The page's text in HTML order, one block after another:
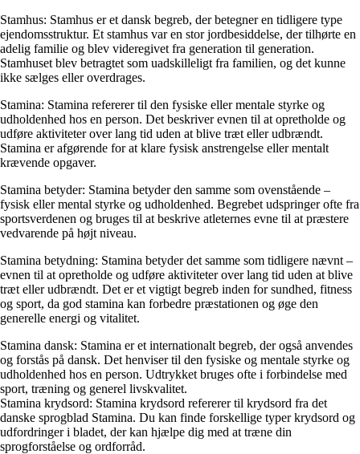
Stamhus: Stamhus er et dansk begreb, der betegner en tidligere type
ejendomsstruktur. Et stamhus var en stor jordbesiddelse, der tilhørte en
adelig familie og blev videregivet fra generation til generation.
Stamhuset blev betragtet som uadskilleligt fra familien, og det kunne
ikke sælges eller overdrages.
Stamina: Stamina refererer til den fysiske eller mentale styrke og
udholdenhed hos en person. Det beskriver evnen til at opretholde og
udføre aktiviteter over lang tid uden at blive træt eller udbrændt.
Stamina er afgørende for at klare fysisk anstrengelse eller mentalt
krævende opgaver.
Stamina betyder: Stamina betyder den samme som ovenstående –
fysisk eller mental styrke og udholdenhed. Begrebet udspringer ofte fra
sportsverdenen og bruges til at beskrive atleternes evne til at præstere
vedvarende på højt niveau.
Stamina betydning: Stamina betyder det samme som tidligere nævnt –
evnen til at opretholde og udføre aktiviteter over lang tid uden at blive
træt eller udbrændt. Det er et vigtigt begreb inden for sundhed, fitness
og sport, da god stamina kan forbedre præstationen og øge den
generelle energi og vitalitet.
Stamina dansk: Stamina er et internationalt begreb, der også anvendes
og forstås på dansk. Det henviser til den fysiske og mentale styrke og
udholdenhed hos en person. Udtrykket bruges ofte i forbindelse med
sport, træning og generel livskvalitet.
Stamina krydsord: Stamina krydsord refererer til krydsord fra det
danske sprogblad Stamina. Du kan finde forskellige typer krydsord og
udfordringer i bladet, der kan hjælpe dig med at træne din
sprogforståelse og ordforråd.